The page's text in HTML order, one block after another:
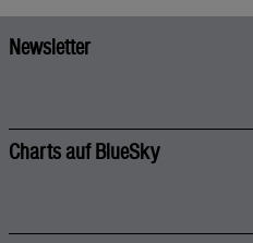
Newsletter
Charts auf BlueSky